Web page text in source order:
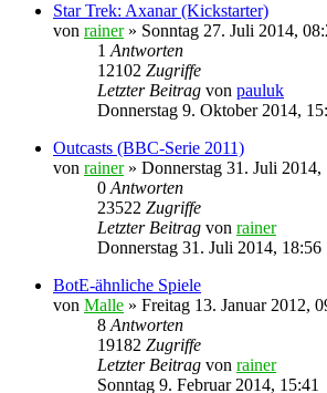
Star Trek: Axanar (Kickstarter)
von rainer» Sonntag 27. Juli 2014,
1 Antworten
12102 Zugriffe
Letzter Beitrag von pauluk
Donnerstag 9. Oktober 2014,
Outcasts (BBC-Serie 2011)
von rainer» Donnerstag 31. Juli 2014,
0 Antworten
23522 Zugriffe
Letzter Beitrag von rainer
Donnerstag 31. Juli 2014, 18:56
BotE-ähnliche Spiele
von Malle » Freitag 13. Januar 2012,
8 Antworten
19182 Zugriffe
Letzter Beitrag von rainer
Sonntag 9. Februar 2014, 15:41